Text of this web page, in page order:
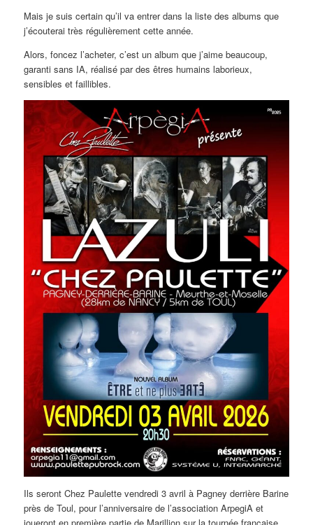
Mais je suis certain qu’il va entrer dans la liste des albums que
j’écouterai très régulièrement cette année.
Alors, foncez l’acheter, c’est un album que j’aime beaucoup,
garanti sans IA, réalisé par des êtres humains laborieux,
sensibles et faillibles.
Ils seront Chez Paulette vendredi 3 avril à Pagney derrière Barine
près de Toul, pour l’anniversaire de l’association ArpegiA et
joueront en première partie de Marillion sur la tournée française